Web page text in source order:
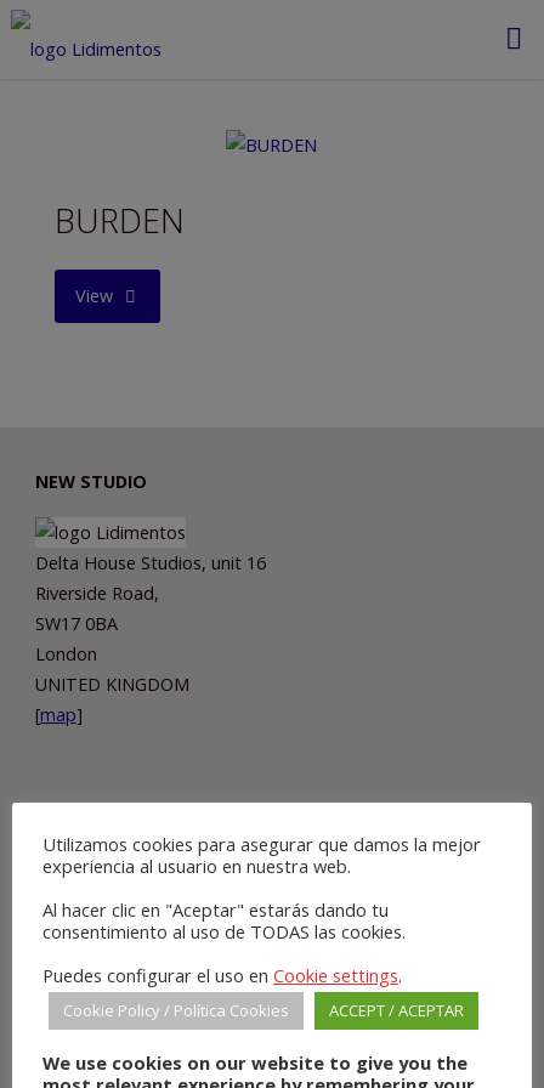
Saltar
BURDEN
View"BURDEN"
NEW STUDIO
Delta House Studios, unit 16
Riverside Road,
SW17 0BA
London
UNITED KINGDOM
[map]
SHOPS
Utilizamos cookies para asegurar que damos la mejor
experiencia al usuario en nuestra web.
Al hacer clic en "Aceptar" estarás dando tu
consentimiento al uso de TODAS las cookies.
Puedes configurar el uso en Cookie settings.
Cookie Policy / Política Cookies ACCEPT / ACEPTAR
We use cookies on our website to give you the